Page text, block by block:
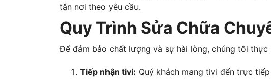
tận nơi theo yêu cầu.
Quy Trình Sửa Chữa
Để đảm bảo chất lượng và sự hài lòng, chúng tôi
Tiếp nhận tivi: Quý khách mang tivi đến trực